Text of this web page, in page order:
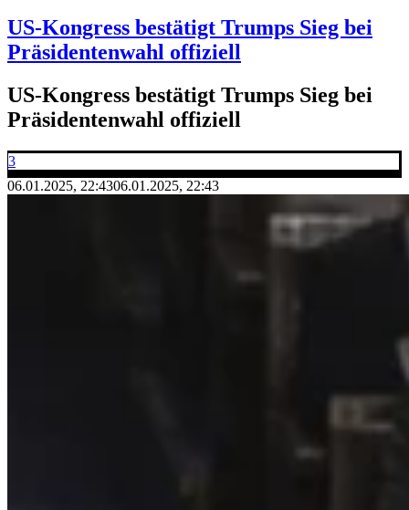
US-Kongress bestätigt Trumps Sieg bei
Präsidentenwahl offiziell
US-Kongress bestätigt Trumps Sieg bei
Präsidentenwahl offiziell
3
06.01.2025, 22:4306.01.2025, 22:43